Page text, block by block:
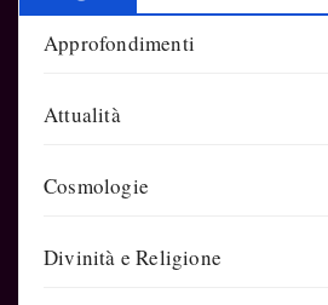
Approfondimenti
Attualità
Cosmologie
Divinità e Religione